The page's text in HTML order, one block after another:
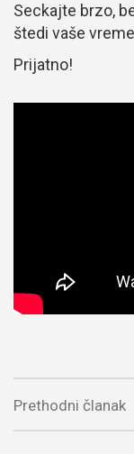
Seckajte brzo,
štedi vaše
Prijatno!
Prethodni članak